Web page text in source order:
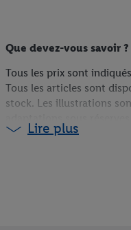
Que devez-vous savoir ?
Tous les prix sont
Tous les articles sont
stock. Les illustrations
food sont calculées sur la
Lire plus